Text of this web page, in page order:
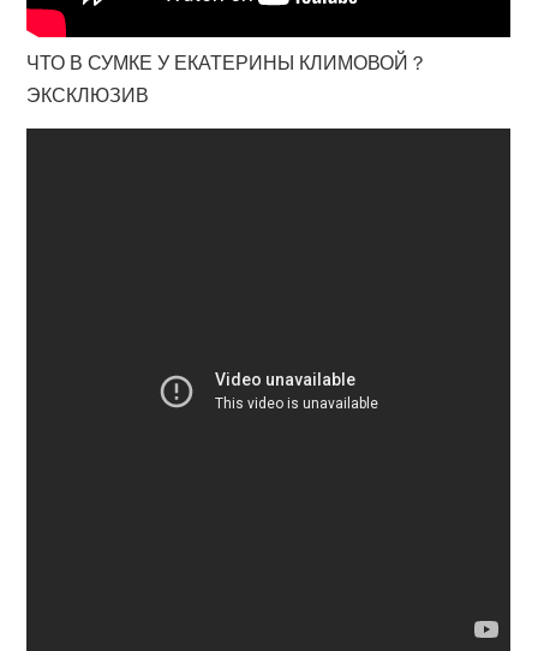
ЧТО В СУМКЕ У ЕКАТЕРИНЫ КЛИМОВОЙ？
ЭКСКЛЮЗИВ